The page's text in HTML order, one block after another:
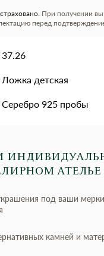
При получении вы
перед
37.26
Ложка детская
Серебро 925 пробы
АТЕЛЬЕ
под ваши
камней и